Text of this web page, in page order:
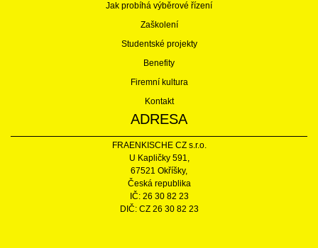
Jak probíhá výběrové řízení
Zaškolení
Studentské projekty
Benefity
Firemní kultura
Kontakt
ADRESA
FRAENKISCHE CZ s.r.o.
U Kapličky 591,
67521 Okříšky,
Česká republika
IČ: 26 30 82 23
DIČ: CZ 26 30 82 23